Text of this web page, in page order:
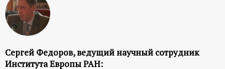
Сергей Федоров, ведущий научный сотрудник
Института Европы РАН: